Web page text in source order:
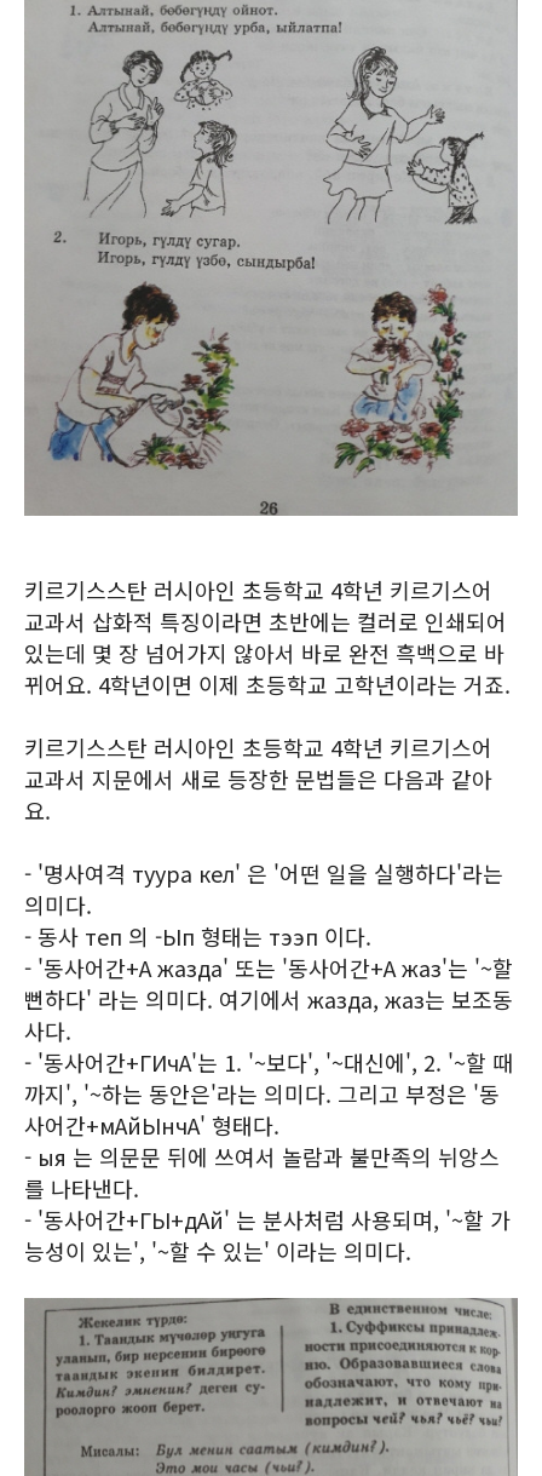
키르기스스탄 러시아인 초등학교 4학년 키르기스어
교과서 삽화적 특징이라면 초반에는 컬러로 인쇄되어
있는데 몇 장 넘어가지 않아서 바로 완전 흑백으로 바
뀌어요. 4학년이면 이제 초등학교 고학년이라는 거죠.
키르기스스탄 러시아인 초등학교 4학년 키르기스어
교과서 지문에서 새로 등장한 문법들은 다음과 같아
요.
- '명사여격 туура кел' 은 '어떤 일을 실행하다'라는
의미다.
- 동사 теп 의 -Ып 형태는 тээп 이다.
- '동사어간+А жазда' 또는 '동사어간+А жаз'는 '~할
뻔하다' 라는 의미다. 여기에서 жазда, жаз는 보조동
사다.
- '동사어간+ГИчА'는 1. '~보다', '~대신에', 2. '~할 때
까지', '~하는 동안은'라는 의미다. 그리고 부정은 '동
사어간+мАйЫнчА' 형태다.
- ыя 는 의문문 뒤에 쓰여서 놀람과 불만족의 뉘앙스
를 나타낸다.
- '동사어간+ГЫ+дАй' 는 분사처럼 사용되며, '~할 가
능성이 있는', '~할 수 있는' 이라는 의미다.